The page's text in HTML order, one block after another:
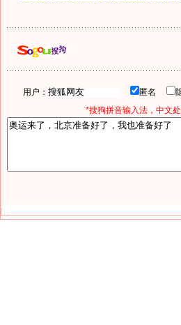
用户： 匿名
*搜狗拼音输入法，中文